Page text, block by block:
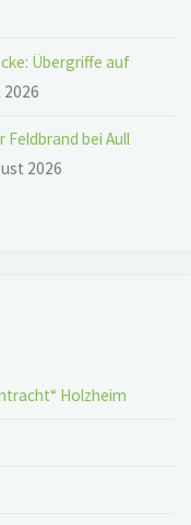
Übergriffe auf
2026
bei Aull
2026
Holzheim